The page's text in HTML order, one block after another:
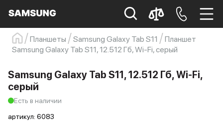
Samsung Смартфон s23
s23 ultra
Планшеты Samsung Galaxy Tab S11
Планшет
Samsung Galaxy Tab S11, 12.512 Гб, Wi-Fi, серый
Samsung Galaxy Tab S11, 12.512 Гб, Wi-Fi,
серый
Есть в наличии
артикул: 6083